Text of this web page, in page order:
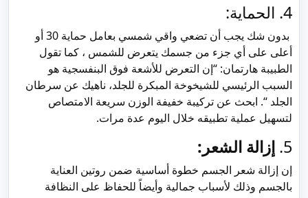
4. الحماية:
بدون شك يجب أن تضعي واقي شمسي بعامل حماية 30 أو
أعلى على أي جزء من جسمك يتعرض للشمس ، كما تقول
الطبيبة هارتمان: “إن التعرض للأشعة فوق البنفسجية هو
السبب الرئيسي للشيخوخة المبكرة للجلد، ناهيك عن سرطان
الجلد “. ابحث عن تركيبة خفيفة الوزن سريعة الامتصاص
لتسهيل عملية تطبيقه خلال اليوم عدة مرات.
5. إزالة الشعر:
إن إزالة شعر الجسم خطوة أساسية ضمن روتين العناية
بالجسم وذلك لأسباب جمالية وأيضاً للحفاظ على النظافة